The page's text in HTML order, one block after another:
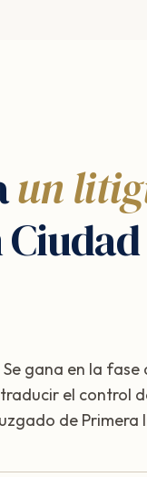
un
Ciudad
Se gana en la
el control
de Primera